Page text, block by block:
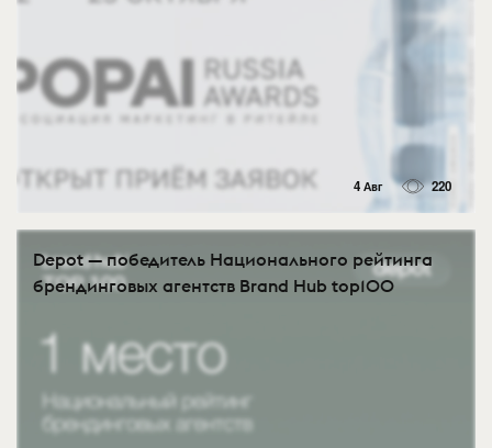
4 Авг 220
Depot — победитель Национального рейтинга
брендинговых агентств Brand Hub top100